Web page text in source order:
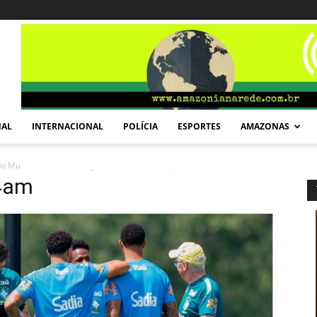
INTERNACIONAL POLÍCIA ESPORTES AMAZONAS
Mundo contra Noruega